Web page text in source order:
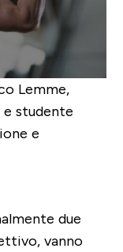
Lemme,
studente
e
due
vanno